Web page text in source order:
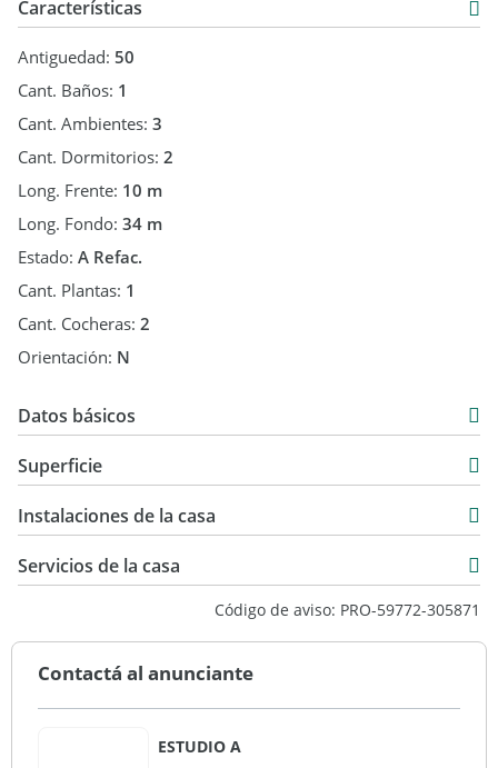
Características
Antiguedad: 50
Cant. Baños: 1
Cant. Ambientes: 3
Cant. Dormitorios: 2
Long. Frente: 10 m
Long. Fondo: 34 m
Estado: A Refac.
Cant. Plantas: 1
Cant. Cocheras: 2
Orientación: N
Datos básicos
Venta
USD 150.000
Superficie
340 m2
200 m2
Instalaciones de la casa
Servicios de la casa
Código de aviso: PRO-59772-305871
Contactá al anunciante
ESTUDIO A